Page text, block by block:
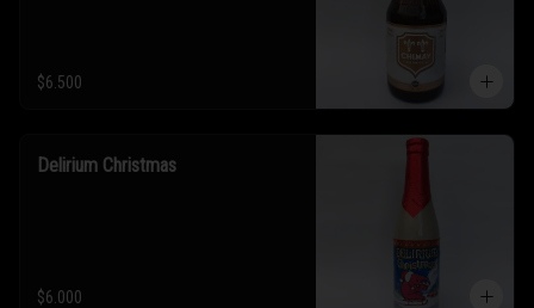
$6.500
Delirium Christmas
$6.000